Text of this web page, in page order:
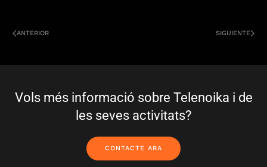
ANTERIOR SIGUIENTE
Vols més informació sobre Telenoika i de
les seves activitats?
CONTACTE ARA